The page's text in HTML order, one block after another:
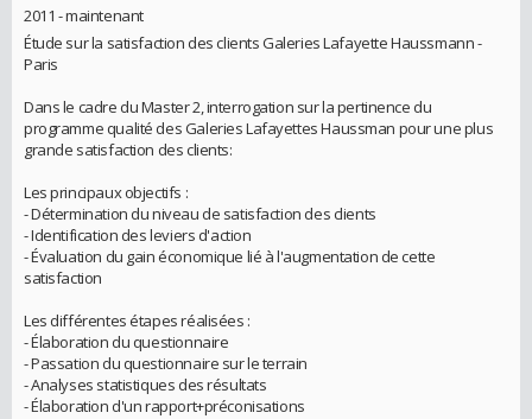
2011 - maintenant
Étude sur la satisfaction des clients Galeries Lafayette Haussmann -
Paris
Dans le cadre du Master 2, interrogation sur la pertinence du
programme qualité des Galeries Lafayettes Haussman pour une plus
grande satisfaction des clients:
Les principaux objectifs :
- Détermination du niveau de satisfaction des clients
- Identification des leviers d'action
- Évaluation du gain économique lié à l'augmentation de cette
satisfaction
Les différentes étapes réalisées :
- Élaboration du questionnaire
- Passation du questionnaire sur le terrain
- Analyses statistiques des résultats
- Élaboration d'un rapport+préconisations